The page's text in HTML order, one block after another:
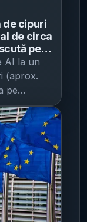
de cipuri
de circa
pe
pentru
AI la un
(aprox.
pe
pentru
.
cu
și
în
linie de